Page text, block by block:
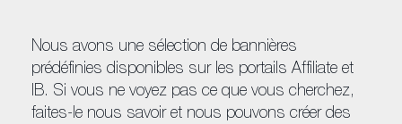
Nous avons une sélection de bannières
prédéfinies disponibles sur les portails Affiliate et
IB. Si vous ne voyez pas ce que vous cherchez,
faites-le nous savoir et nous pouvons créer des